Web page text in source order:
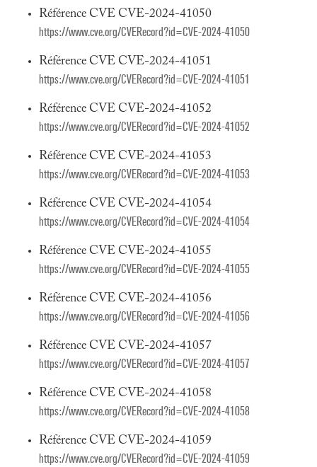
Référence CVE CVE-2024-41050
https://www.cve.org/CVERecord?id=CVE-2024-41050
Référence CVE CVE-2024-41051
https://www.cve.org/CVERecord?id=CVE-2024-41051
Référence CVE CVE-2024-41052
https://www.cve.org/CVERecord?id=CVE-2024-41052
Référence CVE CVE-2024-41053
https://www.cve.org/CVERecord?id=CVE-2024-41053
Référence CVE CVE-2024-41054
https://www.cve.org/CVERecord?id=CVE-2024-41054
Référence CVE CVE-2024-41055
https://www.cve.org/CVERecord?id=CVE-2024-41055
Référence CVE CVE-2024-41056
https://www.cve.org/CVERecord?id=CVE-2024-41056
Référence CVE CVE-2024-41057
https://www.cve.org/CVERecord?id=CVE-2024-41057
Référence CVE CVE-2024-41058
https://www.cve.org/CVERecord?id=CVE-2024-41058
Référence CVE CVE-2024-41059
https://www.cve.org/CVERecord?id=CVE-2024-41059